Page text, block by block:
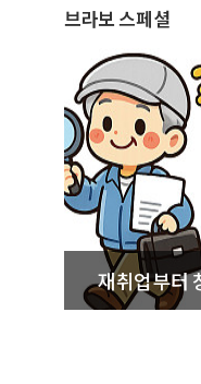
브라보 스페셜
재취업부터